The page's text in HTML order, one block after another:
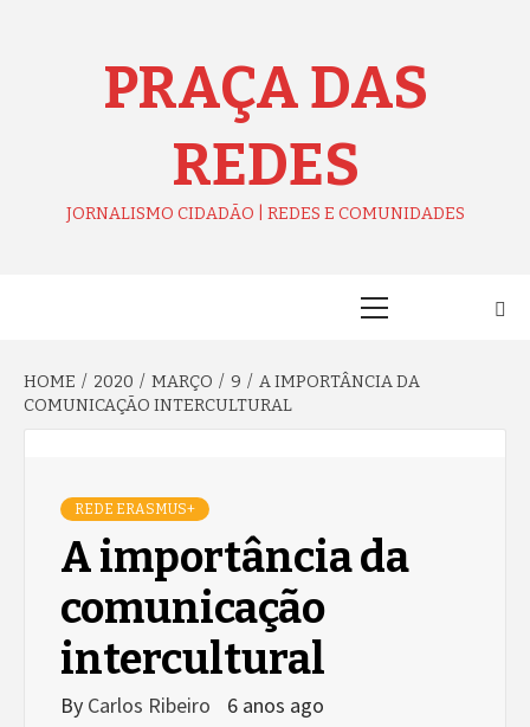
PRAÇA DAS
REDES
JORNALISMO CIDADÃO | REDES E COMUNIDADES
HOME 2020 MARÇO 9
A IMPORTÂNCIA DA
COMUNICAÇÃO INTERCULTURAL
REDE ERASMUS+
A importância da
comunicação
intercultural
By Carlos Ribeiro 6 anos ago